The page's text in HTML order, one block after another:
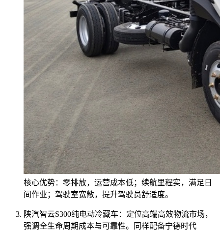
核心优势：零排放，运营成本低；续航里程实，满足日
间作业；驾驶室宽敞，提升驾驶员舒适度。
陕汽智云S300纯电动冷藏车：定位高端高效物流市场，
强调全生命周期成本与可靠性。同样配备宁德时代